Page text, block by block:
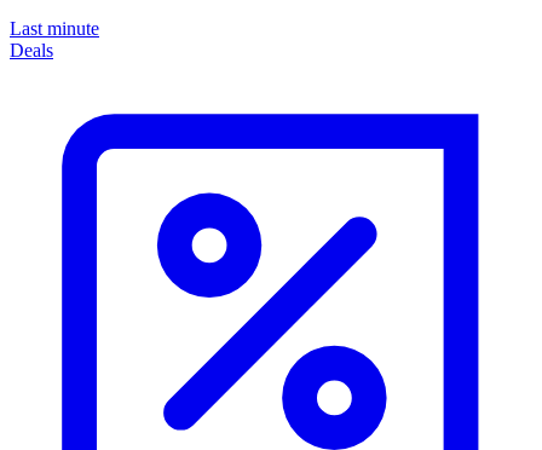
Last minute
Deals